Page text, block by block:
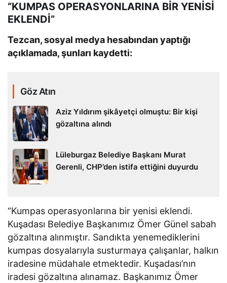
“KUMPAS OPERASYONLARINA BİR YENİSİ
EKLENDİ”
Tezcan, sosyal medya hesabından yaptığı
açıklamada, şunları kaydetti:
Göz Atın
Aziz Yıldırım şikâyetçi olmuştu: Bir kişi
gözaltına alındı
Lüleburgaz Belediye Başkanı Murat
Gerenli, CHP’den istifa ettiğini duyurdu
“Kumpas operasyonlarına bir yenisi eklendi.
Kuşadası Belediye Başkanımız Ömer Günel sabah
gözaltına alınmıştır. Sandıkta yenemediklerini
kumpas dosyalarıyla susturmaya çalışanlar, halkın
iradesine müdahale etmektedir. Kuşadası’nın
iradesi gözaltına alınamaz. Başkanımız Ömer